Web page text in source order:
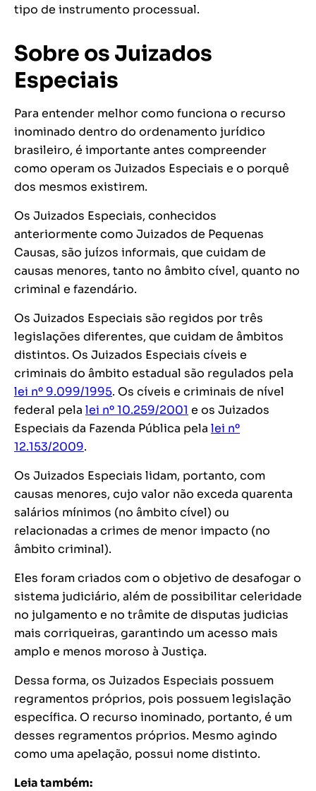
tipo de instrumento processual.
Sobre os Juizados
Especiais
Para entender melhor como funciona o recurso
inominado dentro do ordenamento jurídico
brasileiro, é importante antes compreender
como operam os Juizados Especiais e o porquê
dos mesmos existirem.
Os Juizados Especiais, conhecidos
anteriormente como Juizados de Pequenas
Causas, são juízos informais, que cuidam de
causas menores, tanto no âmbito cível, quanto no
criminal e fazendário.
Os Juizados Especiais são regidos por três
legislações diferentes, que cuidam de âmbitos
distintos. Os Juizados Especiais cíveis e
criminais do âmbito estadual são regulados pela
lei nº 9.099/1995. Os cíveis e criminais de nível
federal pela lei nº 10.259/2001 e os Juizados
Especiais da Fazenda Pública pela lei nº
12.153/2009.
Os Juizados Especiais lidam, portanto, com
causas menores, cujo valor não exceda quarenta
salários mínimos (no âmbito cível) ou
relacionadas a crimes de menor impacto (no
âmbito criminal).
Eles foram criados com o objetivo de desafogar o
sistema judiciário, além de possibilitar celeridade
no julgamento e no trâmite de disputas judicias
mais corriqueiras, garantindo um acesso mais
amplo e menos moroso à Justiça.
Dessa forma, os Juizados Especiais possuem
regramentos próprios, pois possuem legislação
específica. O recurso inominado, portanto, é um
desses regramentos próprios. Mesmo agindo
como uma apelação, possui nome distinto.
Leia também: